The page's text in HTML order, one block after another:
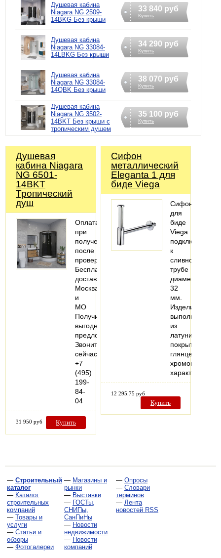
Душевая кабина
Niagara NG 2509-
14BKG Без крыши
33 840 руб
Купить
Душевая кабина
Niagara NG 33084-
14LBKG Без крыши
34 290 руб
Купить
Душевая кабина
Niagara NG 33084-
14QBK Без крыши
38 070 руб
Купить
Душевая кабина
Niagara NG 3502-
14BKT Без крыши с
тропическим душем
35 100 руб
Купить
Душевая
кабина Niagara
NG 6501-
14BKT
Тропический
душ
Оплата
при
получении,
после
проверки
Бесплатная
доставка
Москва
и
МО
Получите
выгодное
предложение
Звоните
сейчас
+7
(495)
199-
84-
04
31 950 руб Купить
Сифoн
металлический
Eleganta 1 для
биде Viega
Сифон
для
биде
Viega
подключается
к
сливной
трубе
диаметром
32
мм.
Изделие
выполнено
из
латуни,
покрытой
глянцевым
12 295.75 руб
Купить
— Строительный
каталог
— Каталог
строительных
компаний
— Товары и
услуги
— Статьи и
обзоры
— Фотогалереи
— Магазины и
рынки
— Выставки
— ГОСТы,
СНИПы,
СанПиНы
— Новости
недвижимости
— Новости
компаний
— Опросы
— Словари
терминов
— Лента
новостей RSS